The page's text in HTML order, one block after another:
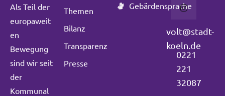
Als Teil der
europaweit
en
Bewegung
sind wir seit
der
Kommunal
Themen
Bilanz
Transparenz
Presse
Gebärdensprache
volt@stadt-
koeln.de
0221
221
32087